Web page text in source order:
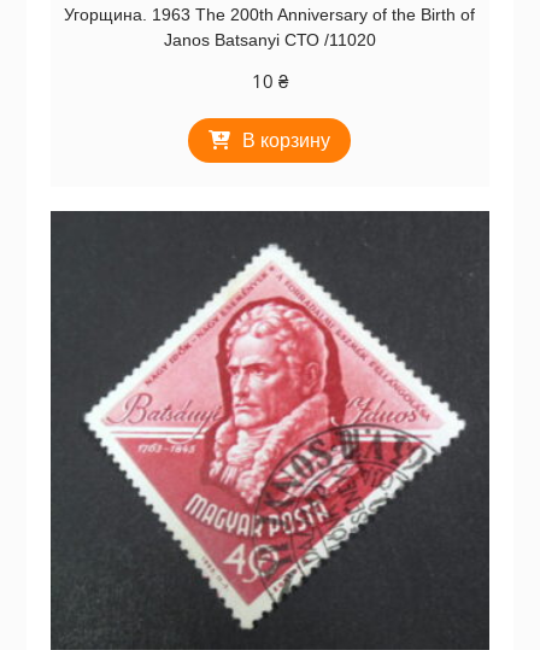
Угорщина. 1963 The 200th Anniversary of the Birth of
Janos Batsanyi СТО /11020
10 ₴
В корзину